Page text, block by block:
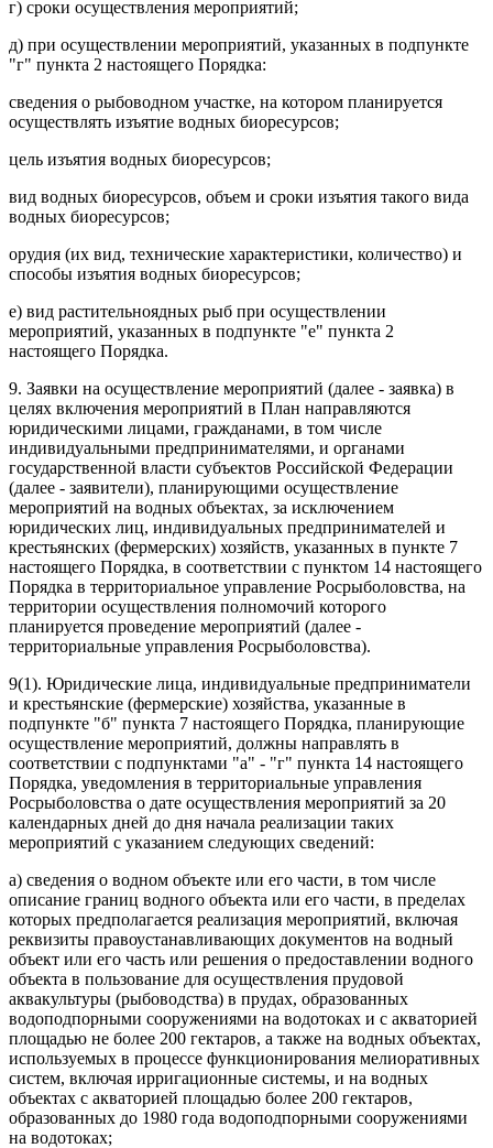
г) сроки осуществления мероприятий;
д) при осуществлении мероприятий, указанных в подпункте
"г" пункта 2 настоящего Порядка:
сведения о рыбоводном участке, на котором планируется
осуществлять изъятие водных биоресурсов;
цель изъятия водных биоресурсов;
вид водных биоресурсов, объем и сроки изъятия такого вида
водных биоресурсов;
орудия (их вид, технические характеристики, количество) и
способы изъятия водных биоресурсов;
е) вид растительноядных рыб при осуществлении
мероприятий, указанных в подпункте "е" пункта 2
настоящего Порядка.
9. Заявки на осуществление мероприятий (далее - заявка) в
целях включения мероприятий в План направляются
юридическими лицами, гражданами, в том числе
индивидуальными предпринимателями, и органами
государственной власти субъектов Российской Федерации
(далее - заявители), планирующими осуществление
мероприятий на водных объектах, за исключением
юридических лиц, индивидуальных предпринимателей и
крестьянских (фермерских) хозяйств, указанных в пункте 7
настоящего Порядка, в соответствии с пунктом 14 настоящего
Порядка в территориальное управление Росрыболовства, на
территории осуществления полномочий которого
планируется проведение мероприятий (далее -
территориальные управления Росрыболовства).
9(1). Юридические лица, индивидуальные предприниматели
и крестьянские (фермерские) хозяйства, указанные в
подпункте "б" пункта 7 настоящего Порядка, планирующие
осуществление мероприятий, должны направлять в
соответствии с подпунктами "а" - "г" пункта 14 настоящего
Порядка, уведомления в территориальные управления
Росрыболовства о дате осуществления мероприятий за 20
календарных дней до дня начала реализации таких
мероприятий с указанием следующих сведений:
а) сведения о водном объекте или его части, в том числе
описание границ водного объекта или его части, в пределах
которых предполагается реализация мероприятий, включая
реквизиты правоустанавливающих документов на водный
объект или его часть или решения о предоставлении водного
объекта в пользование для осуществления прудовой
аквакультуры (рыбоводства) в прудах, образованных
водоподпорными сооружениями на водотоках и с акваторией
площадью не более 200 гектаров, а также на водных объектах,
используемых в процессе функционирования мелиоративных
систем, включая ирригационные системы, и на водных
объектах с акваторией площадью более 200 гектаров,
образованных до 1980 года водоподпорными сооружениями
на водотоках;